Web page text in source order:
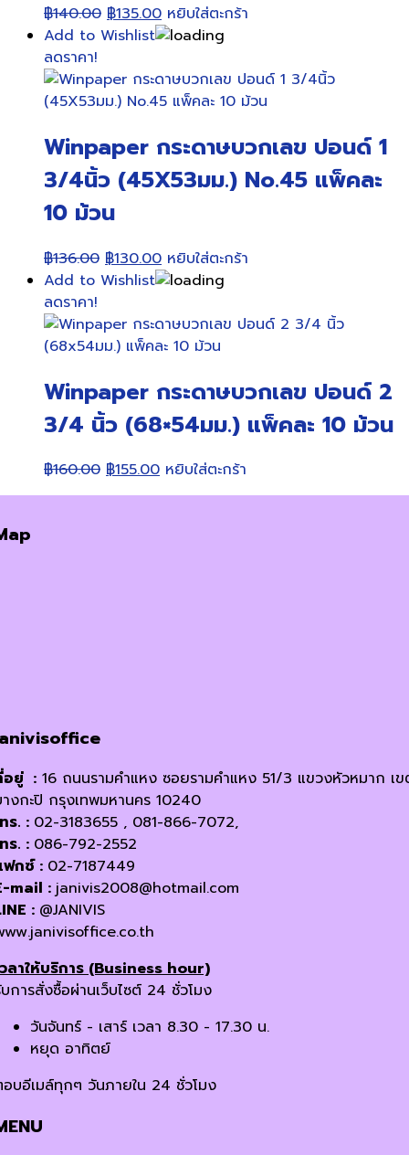
฿140.00 Original
price
฿140.00.
฿135.00Current
price
฿135.00.
หยิบใส่ตะกร้า
Add to Wishlist
ลดราคา!
Winpaper กระดาษบวกเลข ปอนด์ 1
3/4นิ้ว (45X53มม.) No.45 แพ็คละ
10 ม้วน
฿136.00 Original
price
฿136.00.
฿130.00Current
price
฿130.00.
หยิบใส่ตะกร้า
Add to Wishlist
ลดราคา!
Winpaper กระดาษบวกเลข ปอนด์ 2
3/4 นิ้ว (68×54มม.) แพ็คละ 10 ม้วน
฿160.00 Original
price
฿155.00Current
price
หยิบใส่ตะกร้า
อยู่ : 16 ถนนรามคำแหง ซอยรามคำแหง 51/3 แขวงหัวหมาก เ
งกะปิ กรุงเทพมหานคร 10240
ร. : 02-3183655 , 081-866-7072,
ร. : 086-792-2552
กซ์ : 02-7187449
mail : janivis2008@hotmail.com
: @JANIVIS
ลาให้บริการ (Business hour)
การสั่งซื้อผ่านเว็บไซต์ 24 ชั่วโมง
วันจันทร์ - เสาร์ เวลา 8.30 - 17.30 น.
หยุด อาทิตย์
บอีเมล์ทุกๆ วันภายใน 24 ชั่วโมง